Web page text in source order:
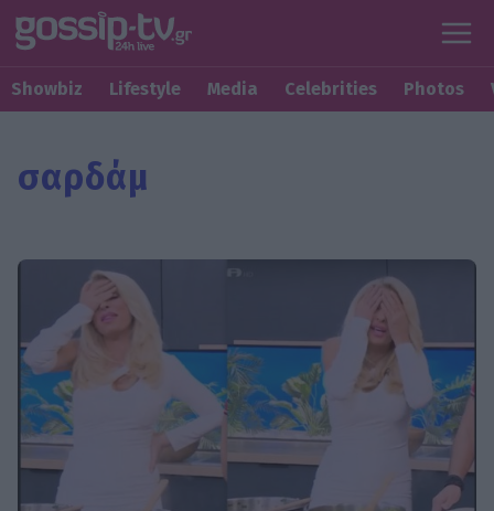
Showbiz Lifestyle Media Celebrities Photos
σαρδάμ